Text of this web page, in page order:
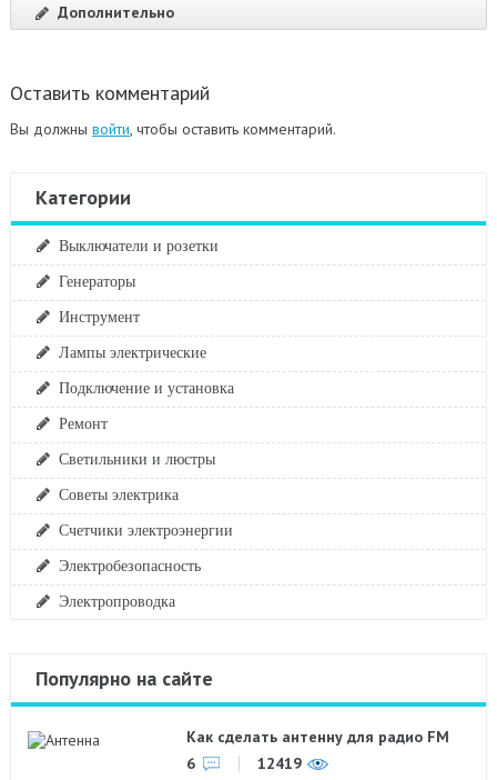
Дополнительно
Оставить комментарий
Вы должны войти , чтобы оставить комментарий.
Категории
Выключатели и розетки
Генераторы
Инструмент
Лампы электрические
Подключение и установка
Ремонт
Светильники и люстры
Советы электрика
Счетчики электроэнергии
Электробезопасность
Электропроводка
Популярно на сайте
Как сделать антенну для радио FM
6
12419